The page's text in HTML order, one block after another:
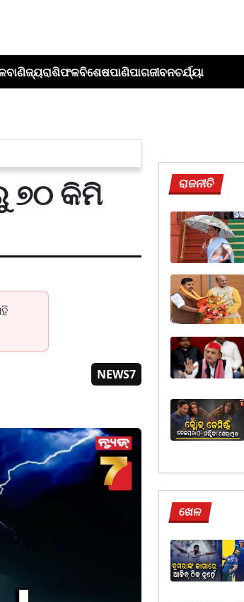
ବାଣିଜ୍ୟରାଶିଫଳବିଶେଷପାଣିପାଗଜୀବନଚର୍ଯ୍ୟା
୭୦ କିମି
NEWS7
ରାଜନୀତି
ଖେଳ